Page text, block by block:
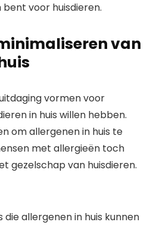
bent voor huisdieren.
van
vormen voor
in huis willen hebben.
om allergenen in huis te
met allergieën toch
gezelschap van huisdieren.
die allergenen in huis kunnen